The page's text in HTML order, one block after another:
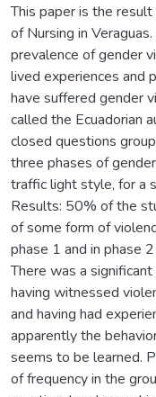
This paper is the
of Nursing in
prevalence of gender
lived experiences and
have suffered gender
called the Ecuadorian
closed questions
three phases of
traffic light style, for a
Results: 50% of the
of some form of
phase 1 and in phase
There was a
having witnessed
and having had
apparently the
seems to be learned.
of frequency in the